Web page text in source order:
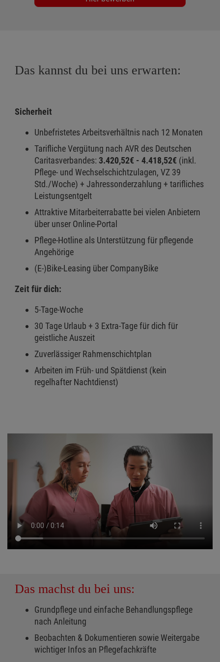
Das kannst du bei uns erwarten:
Sicherheit
Unbefristetes Arbeitsverhältnis nach 12 Monaten
Tarifliche Vergütung nach AVR des Deutschen
Caritasverbandes: 3.420,52€ - 4.418,52€ (inkl.
Pflege- und Wechselschichtzulagen, VZ 39
Std./Woche) + Jahressonderzahlung + tarifliches
Leistungsentgelt
Attraktive Mitarbeiterrabatte bei vielen Anbietern
über unser Online-Portal
Pflege-Hotline als Unterstützung für pflegende
Angehörige
(E-)Bike-Leasing über CompanyBike
Zeit für dich:
5-Tage-Woche
30 Tage Urlaub + 3 Extra-Tage für dich für
geistliche Auszeit
Zuverlässiger Rahmenschichtplan
Arbeiten im Früh- und Spätdienst (kein
regelhafter Nachtdienst)
Das machst du bei uns:
Grundpflege und einfache Behandlungspflege
nach Anleitung
Beobachten & Dokumentieren sowie Weitergabe
wichtiger Infos an Pflegefachkräfte